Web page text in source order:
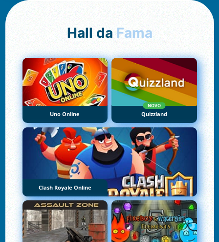
Hall da Fama
Uno Online
NOVO
Quizzland
Clash Royale Online